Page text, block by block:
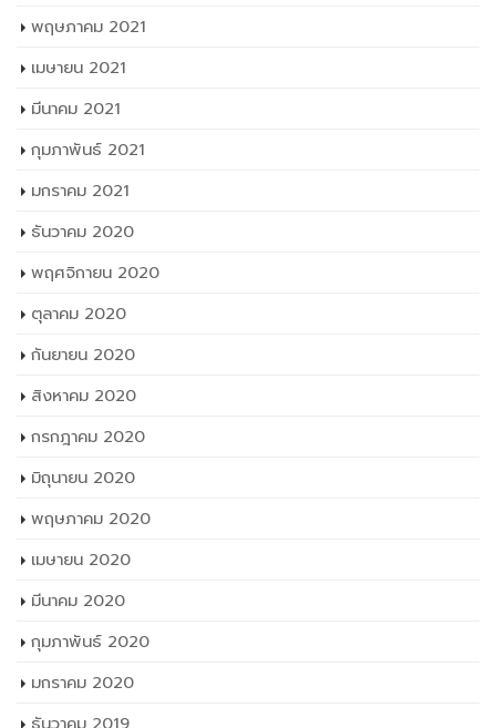
พฤษภาคม 2021
เมษายน 2021
มีนาคม 2021
กุมภาพันธ์ 2021
มกราคม 2021
ธันวาคม 2020
พฤศจิกายน 2020
ตุลาคม 2020
กันยายน 2020
สิงหาคม 2020
กรกฎาคม 2020
มิถุนายน 2020
พฤษภาคม 2020
เมษายน 2020
มีนาคม 2020
กุมภาพันธ์ 2020
มกราคม 2020